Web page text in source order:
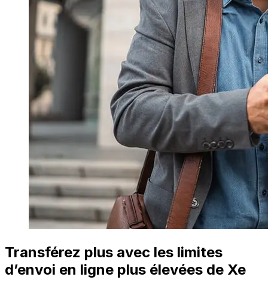
Transférez plus avec les limites
d’envoi en ligne plus élevées de Xe